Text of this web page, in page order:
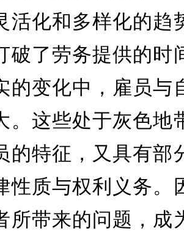
活化和多样化的趋
破了劳务提供的时
的变化中，雇员与
。这些处于灰色地
的特征，又具有部
性质与权利义务。
所带来的问题，成